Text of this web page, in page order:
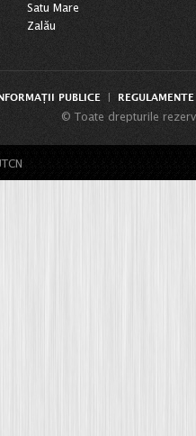
Satu Mare
Zalău
PUBLICE
© Toate drepturile